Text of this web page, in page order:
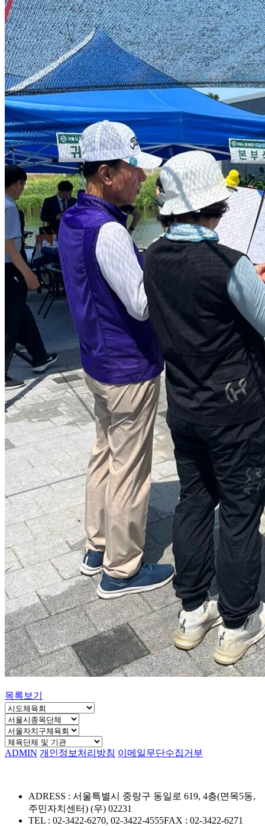
목록보기
ADMIN 개인정보처리방침 이메일무단수집거부
ADRESS : 서울특별시 중랑구 동일로 619, 4층(면목5동,
주민자치센터) (우) 02231
TEL : 02-3422-6270, 02-3422-4555FAX : 02-3422-6271